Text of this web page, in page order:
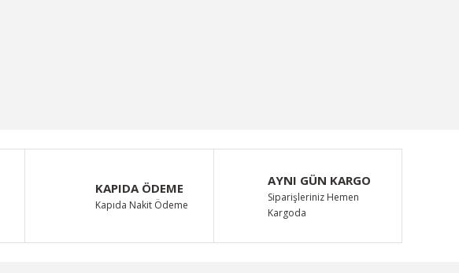
KAPIDA ÖDEME
Kapıda Nakit Ödeme
AYNI GÜN KARGO
Siparişleriniz Hemen
Kargoda